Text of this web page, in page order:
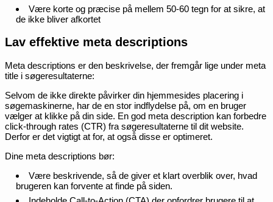
Være korte og præcise på mellem 50-60 tegn for at sikre, at
de ikke bliver afkortet
Lav effektive meta descriptions
Meta descriptions er den beskrivelse, der fremgår lige under meta
title i søgeresultaterne:
Selvom de ikke direkte påvirker din hjemmesides placering i
søgemaskinerne, har de en stor indflydelse på, om en bruger
vælger at klikke på din side. En god meta description kan forbedre
click-through rates (CTR) fra søgeresultaterne til dit website.
Derfor er det vigtigt at for, at også disse er optimeret.
Dine meta descriptions bør:
Være beskrivende, så de giver et klart overblik over, hvad
brugeren kan forvente at finde på siden.